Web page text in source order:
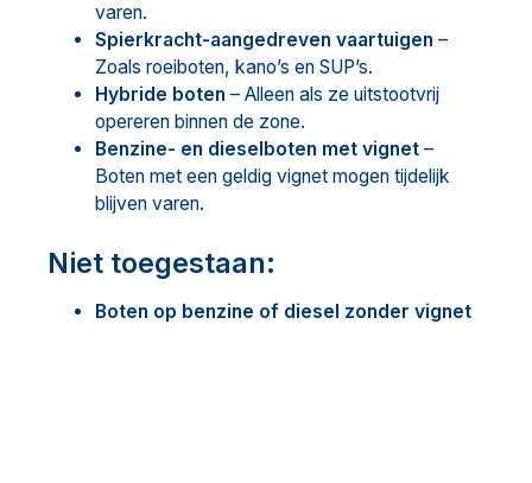
varen.
Spierkracht-aangedreven vaartuigen –
Zoals roeiboten, kano’s en SUP’s.
Hybride boten – Alleen als ze uitstootvrij
opereren binnen de zone.
Benzine- en dieselboten met vignet –
Boten met een geldig vignet mogen tijdelijk
blijven varen.
Niet toegestaan:
Boten op benzine of diesel zonder vignet